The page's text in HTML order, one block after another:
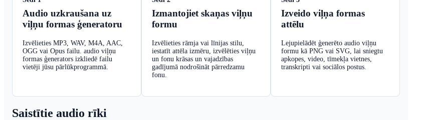
Audio uzkraušana uz
viļņu formas ģeneratoru
Izvēlieties MP3, WAV, M4A, AAC,
OGG vai Opus failu. audio viļņu
formas ģenerators izkliedē failu
vietēji jūsu pārlūkprogrammā.
Izmantojiet skaņas viļņu
formu
Izvēlieties rāmja vai līnijas stilu,
iestatīt attēla izmēru, izvēlēties viļņu
un fonu krāsas un vajadzības
gadījumā nodrošināt pārredzamu
fonu.
Izveido viļņa formas
attēlu
Lejupielādēt ģenerēto audio viļņu
formu kā PNG vai SVG, lai sniegtu
apkopes, video, tīmekļa vietnes,
transkripti vai sociālos postus.
Saistītie audio rīki